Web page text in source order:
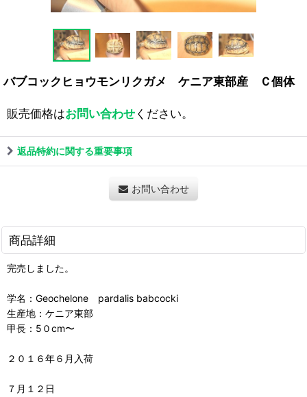
バブコックヒョウモンリクガメ ケニア東部産 Ｃ個体
販売価格はお問い合わせください。
返品特約に関する重要事項
お問い合わせ
商品詳細
完売しました。
学名：Geochelone pardalis babcocki
生産地：ケニア東部
甲長：5０cm〜
２０１６年６月入荷
７月１２日